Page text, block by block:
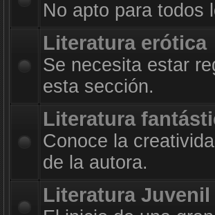
No apto para todos
Literatura erótica
Se necesita estar
esta sección.
Literatura
Conoce la
de la autora.
Literatura Juvenil